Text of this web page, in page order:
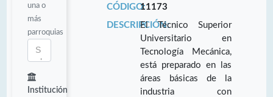
una o
más
parroquias
Institución
CÓDIGO:11173
DESCRIPCIÓN:El Técnico Superior
Universitario en
Tecnología Mecánica,
está preparado en las
áreas básicas de la
industria con